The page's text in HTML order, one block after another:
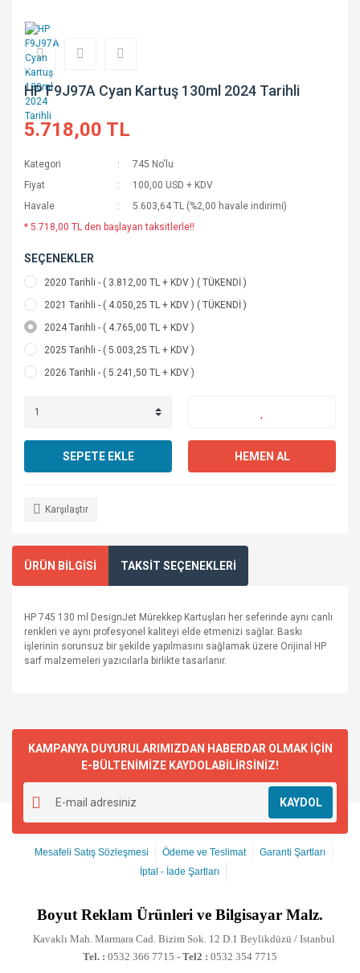
HP F9J97A Cyan Kartuş 130ml 2024 Tarihli
5.718,00 TL
Kategori
745 No'lu
Fiyat
100,00 USD + KDV
Havale
5.603,64 TL (%2,00 havale indirimi)
* 5.718,00 TL den başlayan taksitlerle!!
SEÇENEKLER
2020 Tarihli - ( 3.812,00 TL + KDV ) ( TÜKENDİ )
2021 Tarihli - ( 4.050,25 TL + KDV ) ( TÜKENDİ )
2024 Tarihli - ( 4.765,00 TL + KDV )
2025 Tarihli - ( 5.003,25 TL + KDV )
2026 Tarihli - ( 5.241,50 TL + KDV )
SEPETE EKLE HEMEN AL
Karşılaştır
ÜRÜN BİLGİSİ TAKSİT SEÇENEKLERİ
HP 745 130 ml DesignJet Mürekkep Kartuşları her seferinde aynı canlı
renkleri ve aynı profesyonel kaliteyi elde etmenizi sağlar. Baskı
işlerinin sorunsuz bir şekilde yapılmasını sağlamak üzere Orijinal HP
sarf malzemeleri yazıcılarla birlikte tasarlanır.
KAMPANYA DUYURULARIMIZDAN HABERDAR OLMAK İÇİN
E-BÜLTENİMİZE KAYDOLABİLİRSİNİZ!
KAYDOL
Mesafeli Satış Sözleşmesi Ödeme ve Teslimat
Garanti Şartları
İptal - İade Şartları
Boyut Reklam Ürünleri ve Bilgisayar Malz.
Kavaklı Mah. Marmara Cad. Bizim Sok. 12 D.1 Beylikdüzü / Istanbul
Tel. : 0532 366 7715 - Tel2 : 0532 354 7715